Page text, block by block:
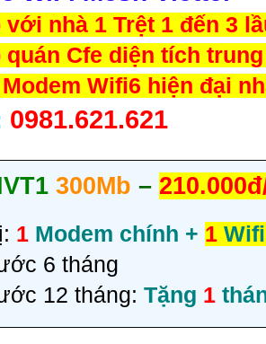
nhà 1 Trệt 1 đến 3
quán Cfe diện tích
Wifi6 hiện đại
0981.621.621
300Mb –
1 Modem chính + 1
6 tháng
12 tháng: Tặng 1